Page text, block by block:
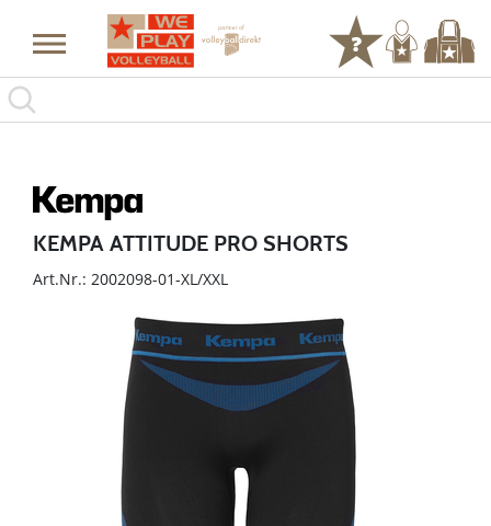
KEMPA ATTITUDE PRO SHORTS
Art.Nr.: 2002098-01-XL/XXL